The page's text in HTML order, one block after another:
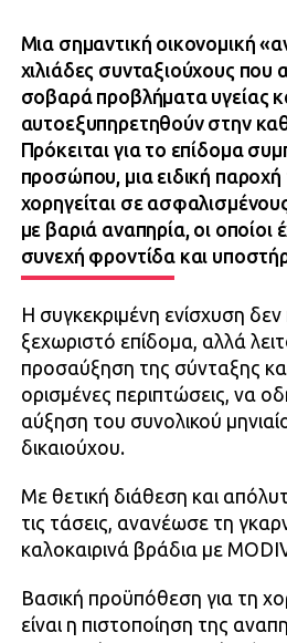
Μια σημαντική οικονομική
χιλιάδες συνταξιούχους που
σοβαρά προβλήματα υγείας
αυτοεξυπηρετηθούν στην
Πρόκειται για το επίδομα
προσώπου, μια ειδική
χορηγείται σε
με βαριά αναπηρία, οι οποίοι
συνεχή φροντίδα και
Η συγκεκριμένη ενίσχυση
ξεχωριστό επίδομα, αλλά
προσαύξηση της σύνταξης
ορισμένες περιπτώσεις, να
αύξηση του συνολικού
δικαιούχου.
Με θετική διάθεση και
τις τάσεις, ανανέωσε τη
καλοκαιρινά βράδια με
Βασική προϋπόθεση για τη
είναι η πιστοποίηση της